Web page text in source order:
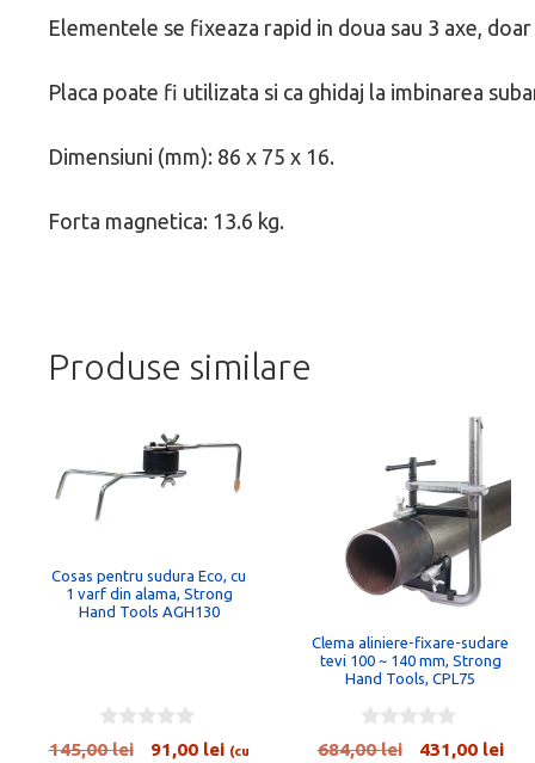
Elementele se fixeaza rapid in doua sau 3 axe,
Placa poate fi utilizata si ca ghidaj la imbinarea
Dimensiuni (mm): 86 x 75 x 16.
Forta magnetica: 13.6 kg.
Produse similare
Cosas pentru sudura Eco, cu
1 varf din alama, Strong
Hand Tools AGH130
0
145,00lei
Prețul
91,00 leiPrețul
(cu
Clema aliniere-fixare-sudare
tevi 100 ~ 140 mm, Strong
Hand Tools, CPL75
0
684,00lei
Prețul
431,00 lei